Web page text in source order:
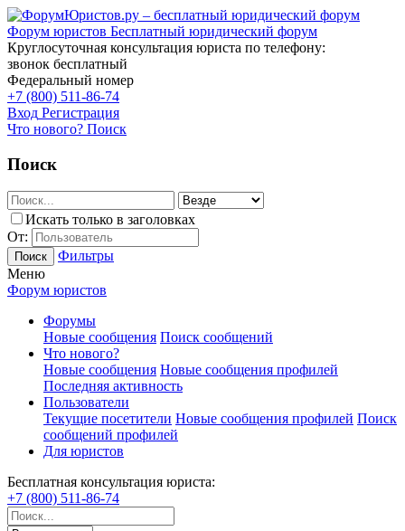
Форум юристов Бесплатный юридический форум
Круглосуточная консультация юриста по телефону:
звонок бесплатный
Федеральный номер
+7 (800) 511-86-74
Вход Регистрация
Что нового? Поиск
Поиск
Искать только в заголовках
От:
Поиск
Фильтры
Меню
Форум юристов
Форумы
Новые сообщения Поиск сообщений
Что нового?
Новые сообщения Новые сообщения профилей
Последняя активность
Пользователи
Текущие посетители Новые сообщения профилей Поиск
сообщений профилей
Для юристов
Бесплатная консультация юриста:
+7 (800) 511-86-74